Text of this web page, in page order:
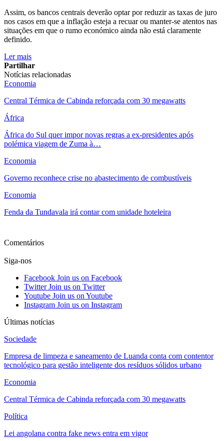
Assim, os bancos centrais deverão optar por reduzir as taxas de juro
nos casos em que a inflação esteja a recuar ou manter-se atentos nas
situações em que o rumo económico ainda não está claramente
definido.
Ler mais
Partilhar
Notícias relacionadas
Economia
Central Térmica de Cabinda reforçada com 30 megawatts
África
África do Sul quer impor novas regras a ex-presidentes após
polémica viagem de Zuma à…
Economia
Governo reconhece crise no abastecimento de combustíveis
Economia
Fenda da Tundavala irá contar com unidade hoteleira
Comentários
Siga-nos
Facebook Join us on Facebook
Twitter Join us on Twitter
Youtube Join us on Youtube
Instagram Join us on Instagram
Últimas notícias
Sociedade
Empresa de limpeza e saneamento de Luanda conta com contentor
tecnológico para gestão inteligente dos resíduos sólidos urbano
Economia
Central Térmica de Cabinda reforçada com 30 megawatts
Política
Lei angolana contra fake news entra em vigor